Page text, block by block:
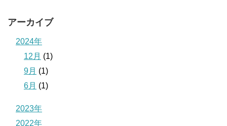
アーカイブ
2024年
12月 (1)
9月 (1)
6月 (1)
2023年
2022年